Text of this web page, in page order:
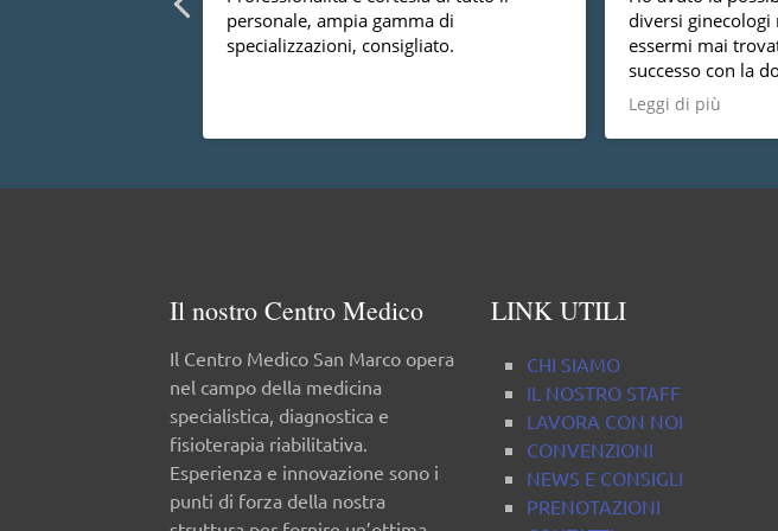
personale, ampia gamma di
specializzazioni, consigliato.
diversi ginecologi
essermi mai
successo con la
dal punto di vista
professionale,
complimenti:
Leggi di più
Il nostro Centro Medico
Il Centro Medico San Marco opera
nel campo della medicina
specialistica, diagnostica e
fisioterapia riabilitativa.
Esperienza e innovazione sono i
punti di forza della nostra
LINK UTILI
CHI SIAMO
IL NOSTRO STAFF
LAVORA CON NOI
CONVENZIONI
NEWS E CONSIGLI
PRENOTAZIONI